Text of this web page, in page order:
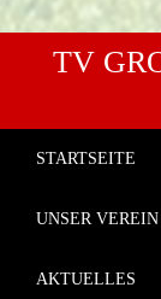
TV
STARTSEITE
UNSER VEREIN
AKTUELLES